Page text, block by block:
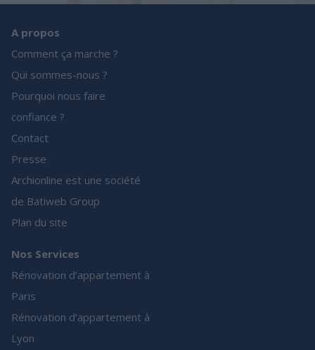
A propos
Comment ça marche ?
Qui sommes-nous ?
Pourquoi nous faire
confiance ?
Contact
Presse
Archionline est une société
de Batiweb Group
Plan du site
Nos Services
Rénovation d’appartement à
Paris
Rénovation d’appartement à
Lyon